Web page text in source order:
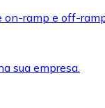
on-ramp e off-
sua empresa.